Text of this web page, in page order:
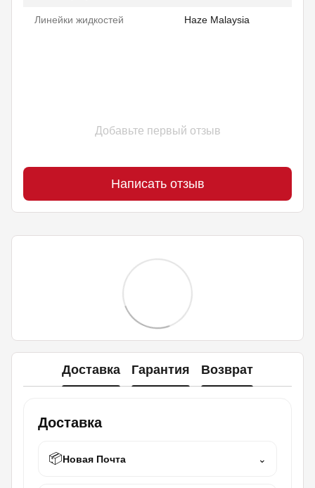
Линейки жидкостей Haze Malaysia
Добавьте первый отзыв
Написать отзыв
Доставка Гарантия Возврат
Доставка
📦Новая Почта ⌄